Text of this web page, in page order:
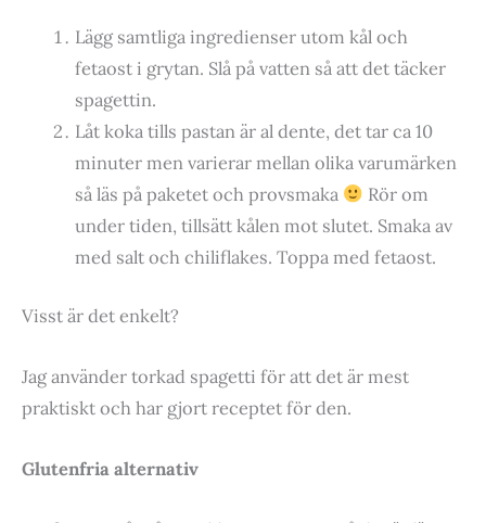
Lägg samtliga ingredienser utom kål och
fetaost i grytan. Slå på vatten så att det täcker
spagettin.
Låt koka tills pastan är al dente, det tar ca 10
minuter men varierar mellan olika varumärken
så läs på paketet och provsmaka
Rör om
under tiden, tillsätt kålen mot slutet. Smaka av
med salt och chiliflakes. Toppa med fetaost.
Visst är det enkelt?
Jag använder torkad spagetti för att det är mest
praktiskt och har gjort receptet för den.
Glutenfria alternativ